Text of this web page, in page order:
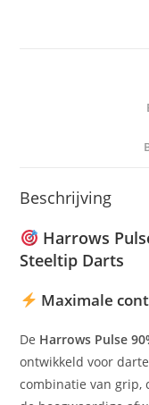
Beschrijving
Harrows
Steeltip Darts
Maximale
De Harrows Pulse
ontwikkeld voor
combinatie van grip,